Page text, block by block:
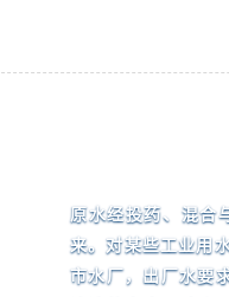
原水经投药、混合
来。对某些工业用
市水厂，出厂水要